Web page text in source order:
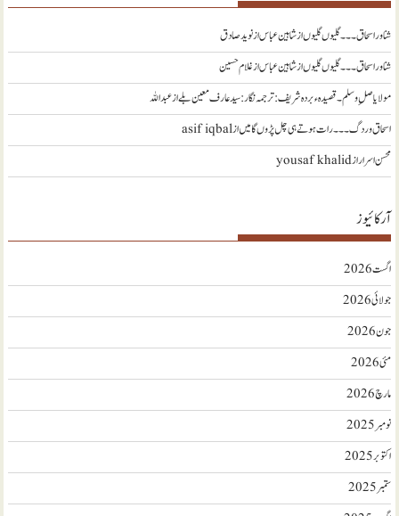
شناور اسحاق ۔۔۔ گلیوں گلیوں از شاہین عباسازنويد صادق
شناور اسحاق ۔۔۔ گلیوں گلیوں از شاہین عباسازغلام حسین
مولا یا صلِ وسلم ۔قصیدہ ء بردہ شریف: ترجمہ نگار : سید عارف معین بلےازعبداللہ
اسحاق وردگ ۔۔۔ رات ہوتے ہی چل پڑوں گا میںازasif iqbal
محسن اسرارازyousaf khalid
آرکائیوز
اگست 2026
جولائی 2026
جون 2026
مئی 2026
مارچ 2026
نومبر 2025
اکتوبر 2025
ستمبر 2025